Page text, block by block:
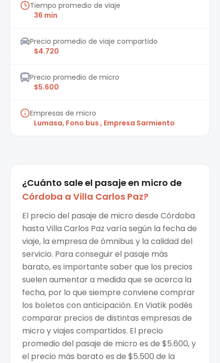
Tiempo promedio de viaje
36 min
Precio promedio de viaje compartido
$4.720
Precio promedio de micro
$5.600
Empresas de micro
Lumasa, Fono bus , Empresa Sarmiento
¿Cuánto sale el pasaje en micro de
Córdoba a Villa Carlos Paz?
El precio del pasaje de micro desde Córdoba
hasta Villa Carlos Paz varía según la fecha de
viaje, la empresa de ómnibus y la calidad del
servicio. Para conseguir el pasaje más
barato, es importante saber que los precios
suelen aumentar a medida que se acerca la
fecha, por lo que siempre conviene comprar
los boletos con anticipación. En Viatik podés
comparar precios de distintas empresas de
micro y viajes compartidos. El precio
promedio del pasaje de micro es de $5.600, y
el precio más barato es de $5.500 de la